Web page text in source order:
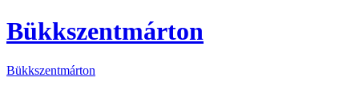
Bükkszentmárton
Bükkszentmárton